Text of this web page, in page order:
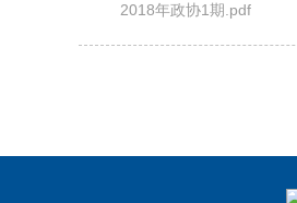
2018年政协1期.pdf